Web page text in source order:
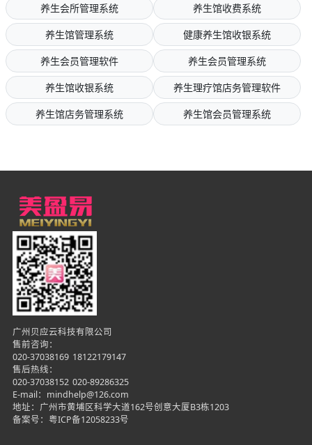
养生会所管理系统
养生馆收费系统
养生馆管理系统
健康养生馆收银系统
养生会员管理软件
养生会员管理系统
养生馆收银系统
养生理疗馆店务管理软件
养生馆店务管理系统
养生馆会员管理系统
广州贝应云科技有限公司
售前咨询：
020-37038169 18122179147
售后热线：
020-37038152 020-89286325
E-mail：mindhelp@126.com
地址：广州市黄埔区科学大道162号创意大厦B3栋1203
备案号： 粤ICP备12058233号